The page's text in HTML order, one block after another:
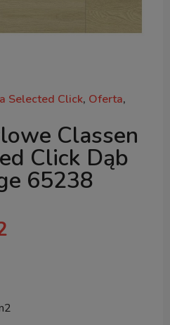
Selected Click, Oferta,
Classen
Click Dąb
65238